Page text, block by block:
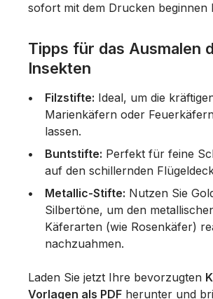
sofort mit dem Drucken beginnen
Tipps für das Ausmalen
Insekten
Filzstifte: Ideal, um die
Marienkäfern oder
lassen.
Buntstifte: Perfekt für feine
auf den schillernden
Metallic-Stifte: Nutzen Sie
Silbertöne, um den
Käferarten (wie Rosenkäfer)
nachzuahmen.
Laden Sie jetzt Ihre bevorzugten
Vorlagen als PDF herunter und